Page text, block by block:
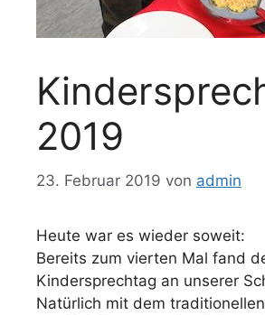
2019
23. Februar 2019 von admin
Heute war es wieder soweit:
Bereits zum vierten Mal fand
Kindersprechtag an unserer
Natürlich mit dem